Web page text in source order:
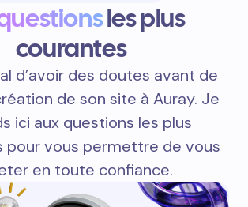
les plus
courantes
d’avoir des doutes avant de
de son site à Auray. Je
ici aux questions les plus
pour vous permettre de vous
en toute confiance.